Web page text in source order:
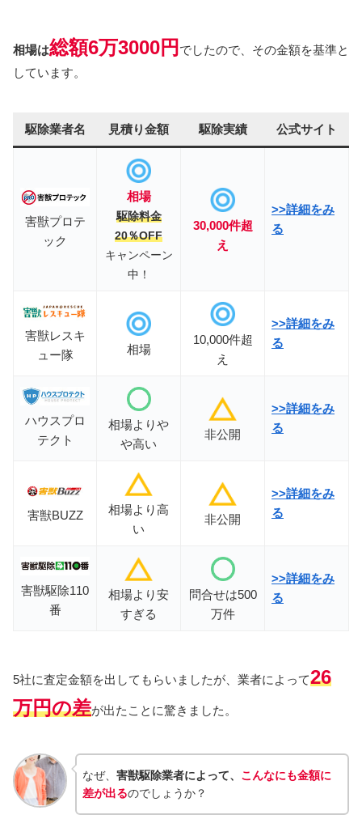
相場は総額6万3000円 でしたので、その金額を基準と
しています。
駆除業者名 見積り金額 駆除実績 公式サイト
害獣プロテ
ック
相場
駆除料金
20％OFF
キャンペーン
中！
30,000件超
え
>>詳細をみ
る
害獣レスキ
ュー隊
相場
10,000件超
え
>>詳細をみ
る
ハウスプロ
テクト
相場よりや
や高い
非公開
>>詳細をみ
る
害獣BUZZ
相場より高
い
非公開
>>詳細をみ
る
害獣駆除110
番
相場より安
すぎる
問合せは500
万件
>>詳細をみ
る
5社に査定金額を出してもらいましたが、業者によって26
万円の差が出たことに驚きました。
なぜ、 害獣駆除業者によって、 こんなにも金額に
差が出るのでしょうか？